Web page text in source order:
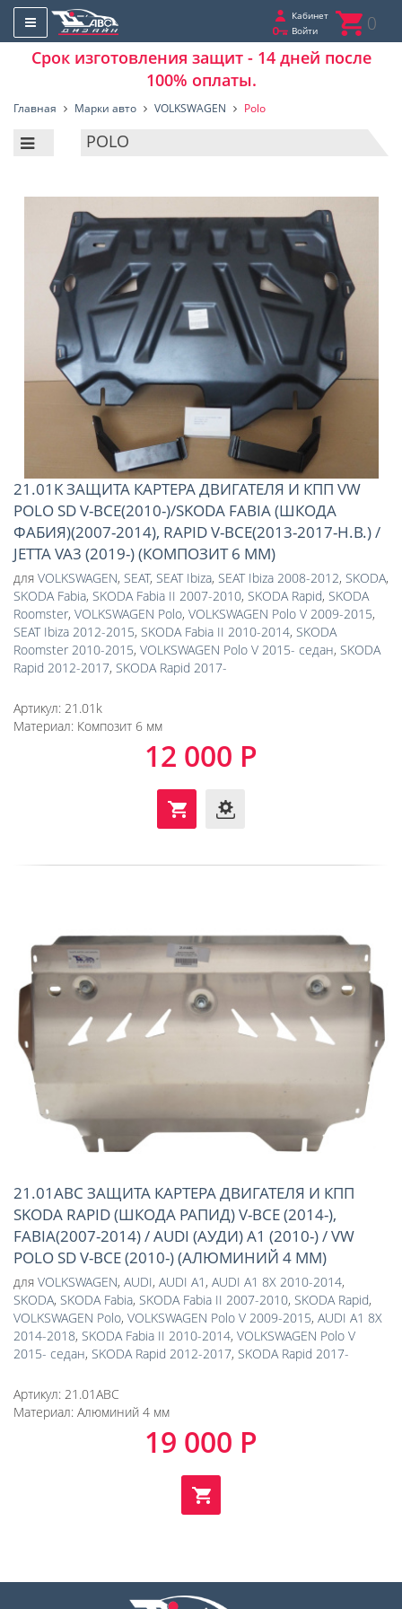
Кабинет
Войти
0
Срок изготовления защит - 14 дней после
100% оплаты.
Главная Марки авто VOLKSWAGEN Polo
POLO
21.01K ЗАЩИТА КАРТЕРА ДВИГАТЕЛЯ И КПП VW
POLO SD V-ВСЕ(2010-)/SKODA FABIA (ШКОДА
ФАБИЯ)(2007-2014), RAPID V-ВСЕ(2013-2017-Н.В.) /
JETTA VA3 (2019-) (КОМПОЗИТ 6 ММ)
для VOLKSWAGEN, SEAT, SEAT Ibiza, SEAT Ibiza 2008-2012, SKODA,
SKODA Fabia, SKODA Fabia II 2007-2010, SKODA Rapid, SKODA
Roomster, VOLKSWAGEN Polo, VOLKSWAGEN Polo V 2009-2015,
SEAT Ibiza 2012-2015, SKODA Fabia II 2010-2014, SKODA
Roomster 2010-2015, VOLKSWAGEN Polo V 2015- седан, SKODA
Rapid 2012-2017, SKODA Rapid 2017-
Артикул: 21.01k
Материал: Композит 6 мм
12 000 Р
21.01ABC ЗАЩИТА КАРТЕРА ДВИГАТЕЛЯ И КПП
SKODA RAPID (ШКОДА РАПИД) V-ВСЕ (2014-),
FABIA(2007-2014) / AUDI (АУДИ) A1 (2010-) / VW
POLO SD V-ВСЕ (2010-) (АЛЮМИНИЙ 4 ММ)
для VOLKSWAGEN, AUDI, AUDI A1 , AUDI A1 8X 2010-2014,
SKODA, SKODA Fabia, SKODA Fabia II 2007-2010, SKODA Rapid,
VOLKSWAGEN Polo, VOLKSWAGEN Polo V 2009-2015, AUDI A1 8X
2014-2018, SKODA Fabia II 2010-2014, VOLKSWAGEN Polo V
2015- седан, SKODA Rapid 2012-2017, SKODA Rapid 2017-
Артикул: 21.01ABC
Материал: Алюминий 4 мм
19 000 Р